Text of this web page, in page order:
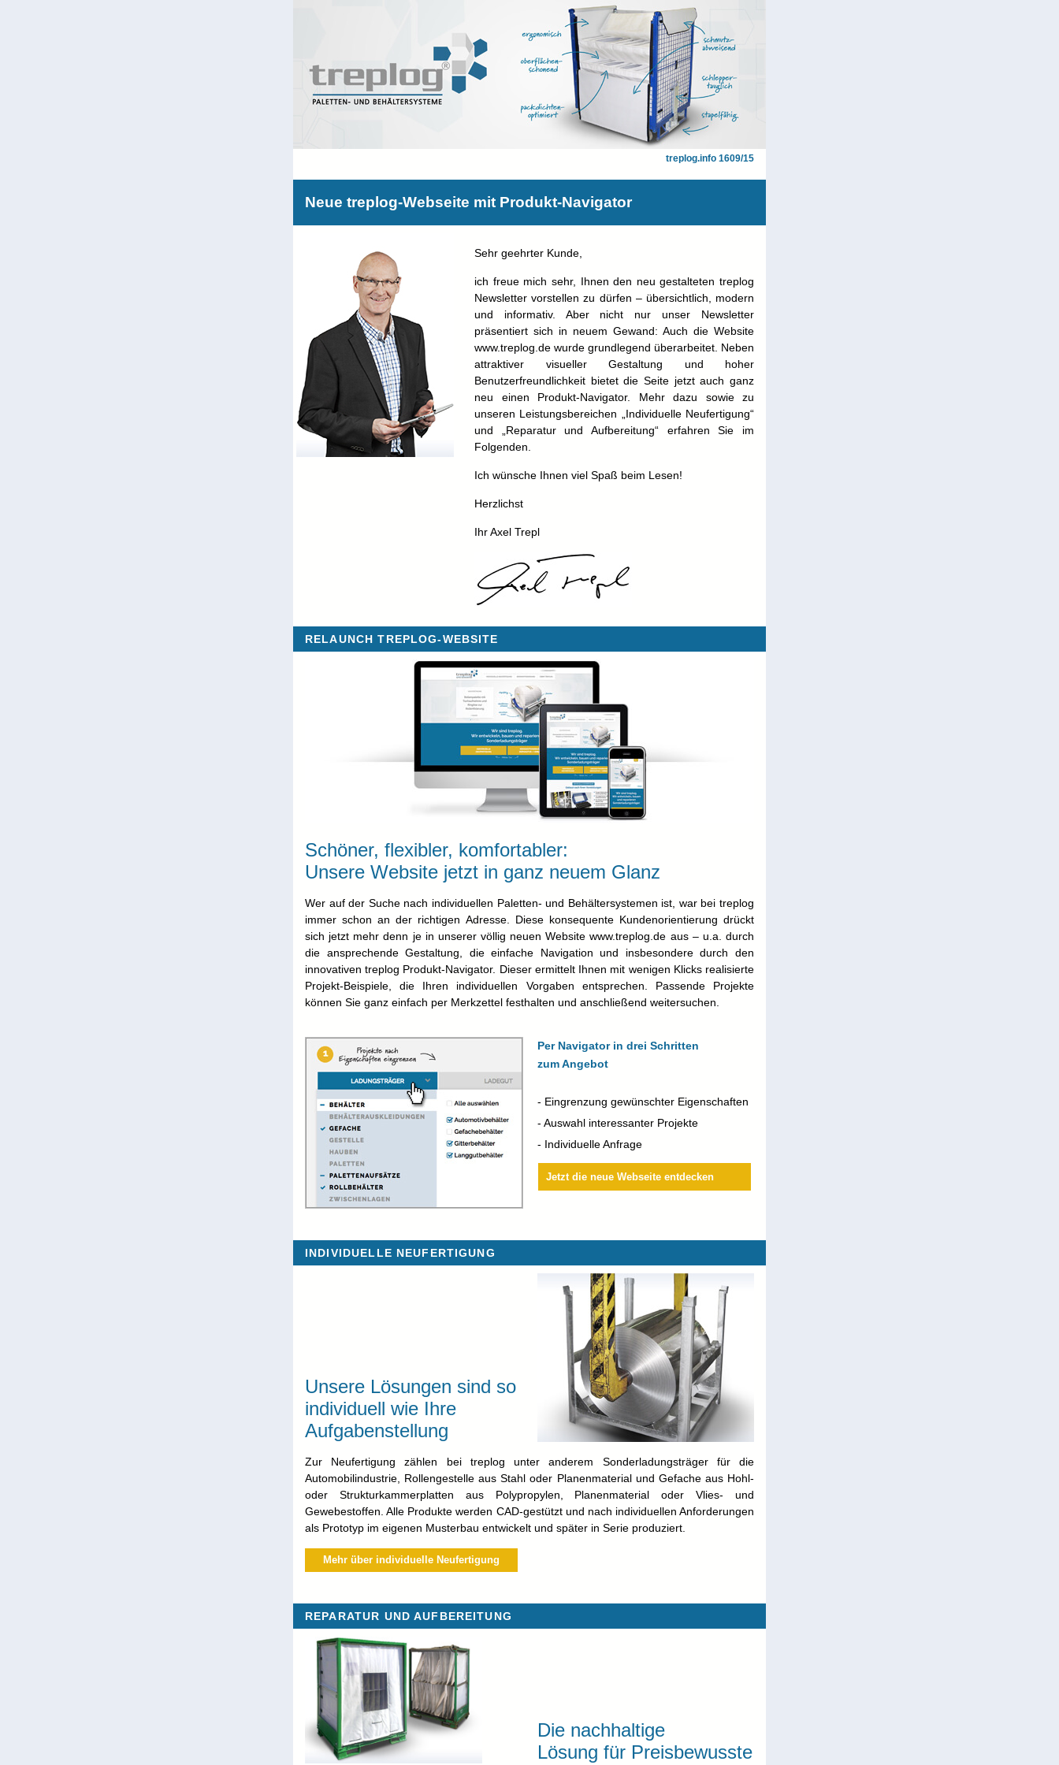
treplog.info 1609/15
Neue treplog-Webseite mit Produkt-Navigator
Sehr geehrter Kunde,
ich freue mich sehr, Ihnen den neu gestalteten treplog
Newsletter vorstellen zu dürfen – übersichtlich, modern
und informativ. Aber nicht nur unser Newsletter
präsentiert sich in neuem Gewand: Auch die Website
www.treplog.de wurde grundlegend überarbeitet. Neben
attraktiver visueller Gestaltung und hoher
Benutzerfreundlichkeit bietet die Seite jetzt auch ganz
neu einen Produkt-Navigator. Mehr dazu sowie zu
unseren Leistungsbereichen „Individuelle Neufertigung“
und „Reparatur und Aufbereitung“ erfahren Sie im
Folgenden.
Ich wünsche Ihnen viel Spaß beim Lesen!
Herzlichst
Ihr Axel Trepl
RELAUNCH TREPLOG-WEBSITE
Schöner, flexibler, komfortabler:
Unsere Website jetzt in ganz neuem Glanz
Wer auf der Suche nach individuellen Paletten- und Behältersystemen ist, war bei treplog
immer schon an der richtigen Adresse. Diese konsequente Kundenorientierung drückt
sich jetzt mehr denn je in unserer völlig neuen Website www.treplog.de aus – u.a. durch
die ansprechende Gestaltung, die einfache Navigation und insbesondere durch den
innovativen treplog Produkt-Navigator. Dieser ermittelt Ihnen mit wenigen Klicks realisierte
Projekt-Beispiele, die Ihren individuellen Vorgaben entsprechen. Passende Projekte
können Sie ganz einfach per Merkzettel festhalten und anschließend weitersuchen.
Per Navigator in drei Schritten
zum Angebot
- Eingrenzung gewünschter Eigenschaften
- Auswahl interessanter Projekte
- Individuelle Anfrage
Jetzt die neue Webseite entdecken
INDIVIDUELLE NEUFERTIGUNG
Unsere Lösungen sind so
individuell wie Ihre
Aufgabenstellung
Zur Neufertigung zählen bei treplog unter anderem Sonderladungsträger für die
Automobilindustrie, Rollengestelle aus Stahl oder Planenmaterial und Gefache aus Hohl-
oder Strukturkammerplatten aus Polypropylen, Planenmaterial oder Vlies- und
Gewebestoffen. Alle Produkte werden CAD-gestützt und nach individuellen Anforderungen
als Prototyp im eigenen Musterbau entwickelt und später in Serie produziert.
Mehr über individuelle Neufertigung
REPARATUR UND AUFBEREITUNG
Die nachhaltige
Lösung für Preisbewusste